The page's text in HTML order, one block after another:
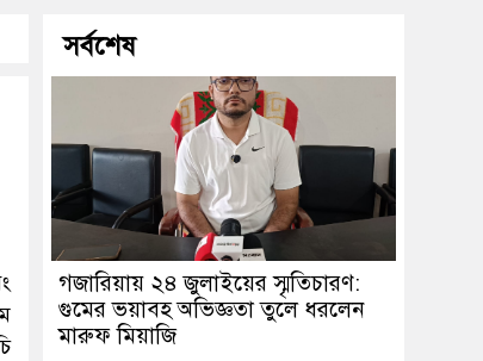
সর্বশেষ
গজারিয়ায় ২৪ জুলাইয়ের স্মৃতিচারণ:
গুমের ভয়াবহ অভিজ্ঞতা তুলে ধরলেন
মারুফ মিয়াজি